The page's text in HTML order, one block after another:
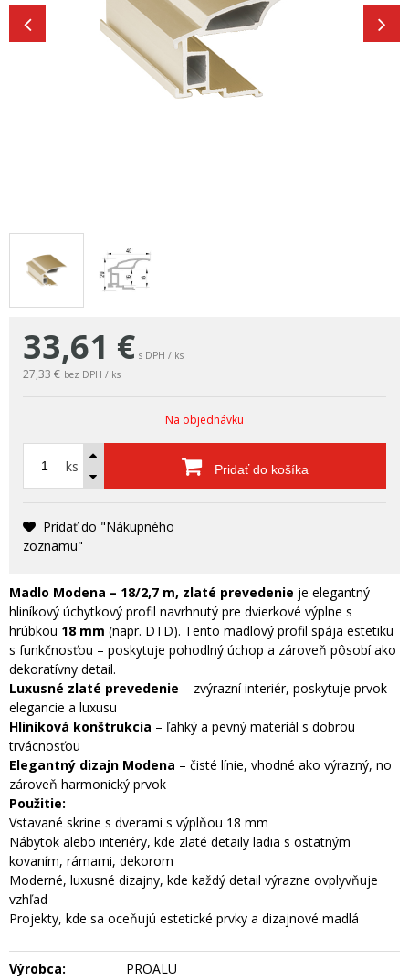
33,61 € s DPH / ks
27,33 € bez DPH / ks
Na objednávku
ks Pridať do košíka
Pridať do "Nákupného
zoznamu"
Madlo Modena – 18/2,7 m, zlaté prevedenie je elegantný
hliníkový úchytkový profil navrhnutý pre dvierkové výplne s
hrúbkou 18 mm (napr. DTD). Tento madlový profil spája estetiku
s funkčnosťou – poskytuje pohodlný úchop a zároveň pôsobí ako
dekoratívny detail.
Luxusné zlaté prevedenie – zvýrazní interiér, poskytuje prvok
elegancie a luxusu
Hliníková konštrukcia – ľahký a pevný materiál s dobrou
trvácnosťou
Elegantný dizajn Modena – čisté línie, vhodné ako výrazný, no
zároveň harmonický prvok
Použitie:
Vstavané skrine s dverami s výplňou 18 mm
Nábytok alebo interiéry, kde zlaté detaily ladia s ostatným
kovaním, rámami, dekorom
Moderné, luxusné dizajny, kde každý detail výrazne ovplyvňuje
vzhľad
Projekty, kde sa oceňujú estetické prvky a dizajnové madlá
Výrobca:
PROALU